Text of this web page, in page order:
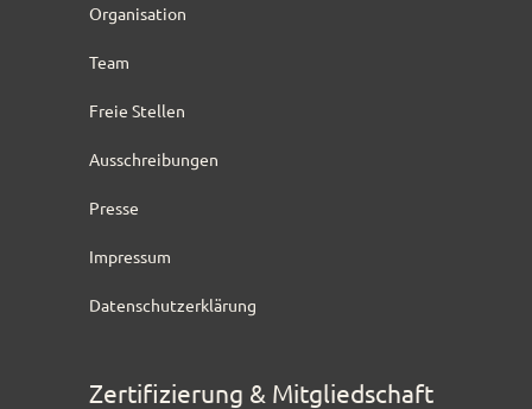
Organisation
Team
Freie Stellen
Ausschreibungen
Presse
Impressum
Datenschutzerklärung
Zertifizierung & Mitgliedschaft